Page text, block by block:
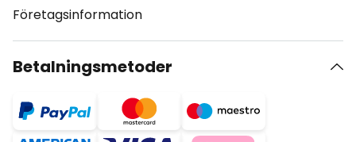
Företagsinformation
Betalningsmetoder